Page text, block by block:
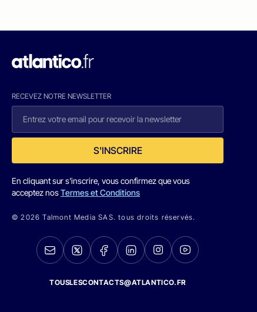
RECEVEZ NOTRE NEWSLETTER
S'INSCRIRE
En cliquant sur s'inscrire, vous confirmez que vous
acceptez nosTermes et Conditions
© 2026 Talmont Media SAS. tous droits réservés.
TOUSLESCONTACTS@ATLANTICO.FR